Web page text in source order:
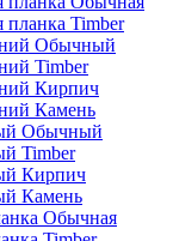
планка Timber
Обычный
Timber
Кирпич
Камень
Обычный
Timber
Кирпич
Камень
Обычная